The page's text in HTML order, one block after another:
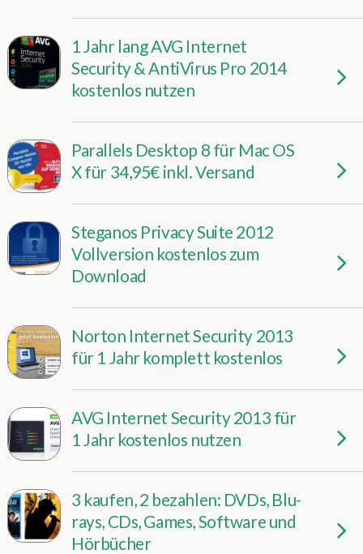
1 Jahr lang AVG Internet
Security & AntiVirus Pro 2014
kostenlos nutzen
Parallels Desktop 8 für Mac OS
X für 34,95€ inkl. Versand
Steganos Privacy Suite 2012
Vollversion kostenlos zum
Download
Norton Internet Security 2013
für 1 Jahr komplett kostenlos
AVG Internet Security 2013 für
1 Jahr kostenlos nutzen
3 kaufen, 2 bezahlen: DVDs, Blu-
rays, CDs, Games, Software und
Hörbücher